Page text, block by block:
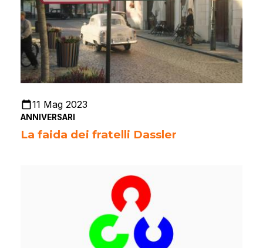
11 Mag 2023
ANNIVERSARI
La faida dei fratelli Dassler